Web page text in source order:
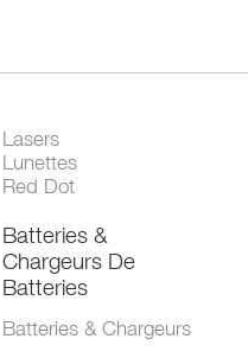
Lasers
Lunettes
Red Dot
Batteries &
Chargeurs De
Batteries
Batteries & Chargeurs